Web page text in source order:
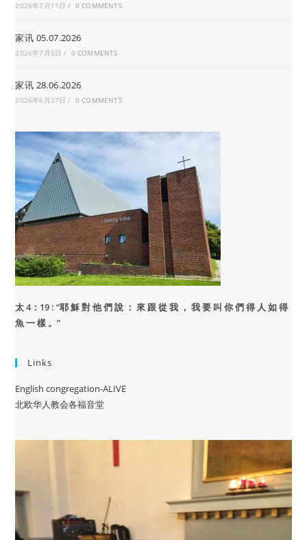
2026年7月11日 / 0 COMMENTS
家讯 05.07.2026
2026年7月5日 / 0 COMMENTS
家讯 28.06.2026
2026年6月27日 / 0 COMMENTS
太 4：19 : “耶 穌 對 他 們 說 ： 來 跟 從 我 ， 我 要 叫 你 們 得 人 如 得
魚 一 樣 。”
Links
English congregation-ALIVE
北欧华人教会各福音堂